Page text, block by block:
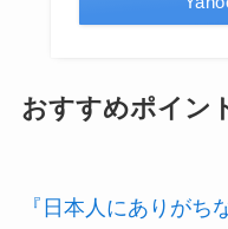
おすすめポイン
『日本人にありがち